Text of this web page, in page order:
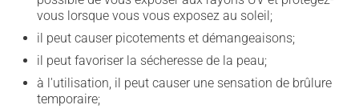
vous lorsque vous vous exposez au soleil;
il peut causer picotements et démangeaisons;
il peut favoriser la sécheresse de la peau;
à l'utilisation, il peut causer une sensation de brûlure
temporaire;